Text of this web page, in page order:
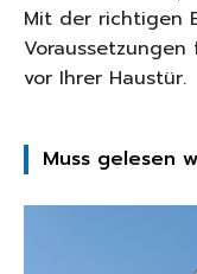
Mit der richtigen
vor Ihrer Haustür.
Muss gelesen